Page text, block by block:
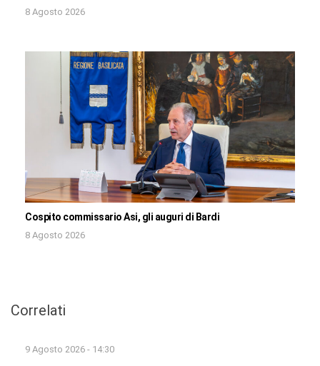
8 Agosto 2026
Cospito commissario Asi, gli auguri di Bardi
8 Agosto 2026
Correlati
9 Agosto 2026 - 14:30